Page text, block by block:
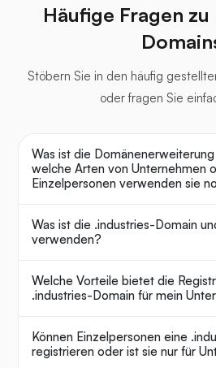
Häufige Fragen
Stöbern Sie in den häufig
oder fragen Sie
Was ist die
welche Arten von Unternehmen
Einzelpersonen verwenden sie
Was ist die .industries-Domain
verwenden?
Welche Vorteile bietet die
.industries-Domain für mein
Können Einzelpersonen eine
registrieren oder ist sie nur für